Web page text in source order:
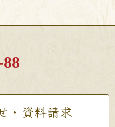
・資料請求